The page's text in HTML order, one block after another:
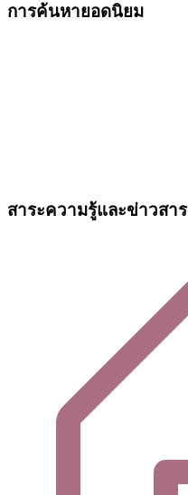
การค้นหายอดนิยม
สาระความรู้และข่าวสาร